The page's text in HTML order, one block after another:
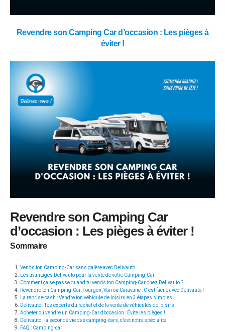
Revendre son Camping Car d’occasion : Les pièges à
éviter !
Revendre son Camping Car
d’occasion : Les pièges à éviter !
Sommaire
Vends ton Camping-Car sans galère avec Delivauto
Les avantages Delivauto pour la vente de votre Camping-Car
Comment ça se passe quand tu vends ton Camping-Car chez Delivauto ?
Revendre ton Camping-Car, Fourgon, Van ou Caravane : C’est facile avec Delivauto !
La reprise-cash : Vendre ton véhicule de loisirs en 3 étapes simples
Delivauto : Tes experts du rachat et de la vente de véhicules de loisirs
Acheter ou vendre un Camping-Car d’occasion : Évite les pièges !
Delivauto : la seconde vie des camping-cars, c’est notre spécialité
FAQ : Camping-car